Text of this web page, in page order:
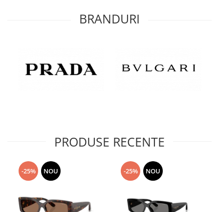
BRANDURI
PRODUSE RECENTE
-25% NOU -25% NOU